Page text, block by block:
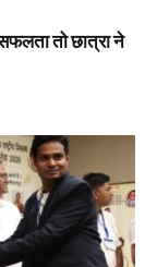
तो छात्रा ने